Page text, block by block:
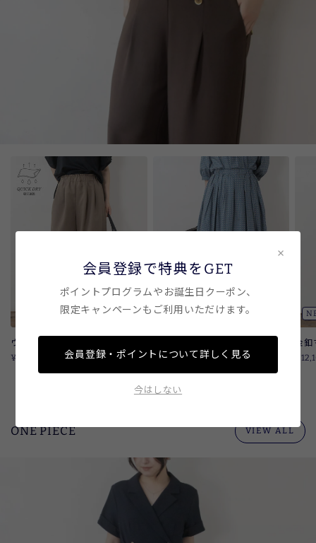
ウエストフリルワイドパンツ
¥9,350
NEW
ト
金
ONE PIECE VIEW ALL
×
会員登録で特典をGET
ポイントプログラムやお誕生日クーポン、
限定キャンペーンもご利用いただけます。
会員登録・ポイントについて詳しく見る
今はしない